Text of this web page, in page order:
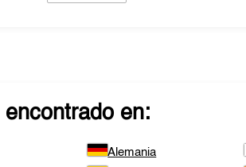
encontrado en:
Alemania